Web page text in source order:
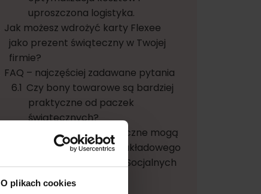
O plikach cookies
uproszczona logistyka.
Jak możesz wdrożyć karty Flexee
jako prezent świąteczny w Twojej
firmie?
FAQ – najczęściej zadawane pytania
Czy bony towarowe są bardziej
praktyczne od paczek
świątecznych?
Czy prezenty świąteczne mogą
być finansowane z Zakładowego
Funduszu Świadczeń Socjalnych
(ZFŚS)?